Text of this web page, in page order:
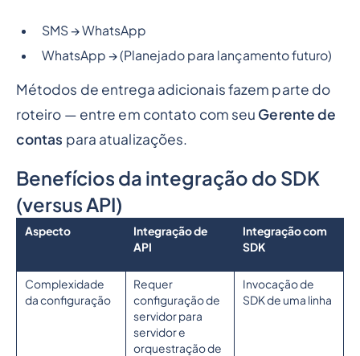
SMS → WhatsApp
WhatsApp → (Planejado para lançamento futuro)
Métodos de entrega adicionais fazem parte do
roteiro — entre em contato com seu Gerente de
contas para atualizações.
Benefícios da integração do SDK
(versus API)
Aspecto
Integração de
API
Integração com
SDK
Complexidade
da configuração
Requer
configuração de
servidor para
servidor e
orquestração de
Invocação de
SDK de uma linha